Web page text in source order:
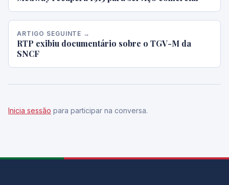
ARTIGO SEGUINTE →
RTP exibiu documentário sobre o TGV-M da
SNCF
Inicia sessão para participar na conversa.